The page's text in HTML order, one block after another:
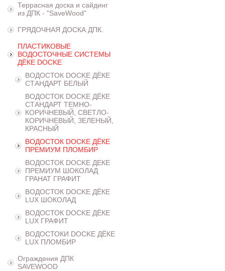
Террасная доска и сайдинг
из ДПК - "SaveWood"
ГРЯДОЧНАЯ ДОСКА ДПК.
ПЛАСТИКОВЫЕ
ВОДОСТОЧНЫЕ СИСТЕМЫ
ДЁКЕ DOCKE
ВОДОСТОК DOCKE ДЁКЕ
СТАНДАРТ БЕЛЫЙ
ВОДОСТОК DOCKE ДЁКЕ
СТАНДАРТ ТЕМНО-
КОРИЧНЕВЫЙ, СВЕТЛО-
КОРИЧНЕВЫЙ, ЗЕЛЕНЫЙ,
КРАСНЫЙ
ВОДОСТОК DOCKE ДЁКЕ
ПРЕМИУМ ПЛОМБИР
ВОДОСТОК DOCKE ДЕКЕ
ПРЕМИУМ ШОКОЛАД
ГРАНАТ ГРАФИТ
ВОДОСТОК DOCKE ДЁКЕ
LUX ШОКОЛАД
ВОДОСТОК DOCKE ДЁКЕ
LUX ГРАФИТ
ВОДОСТОКИ DOCKE ДЁКЕ
LUX ПЛОМБИР
Ограждения ДПК
SAVEWOOD